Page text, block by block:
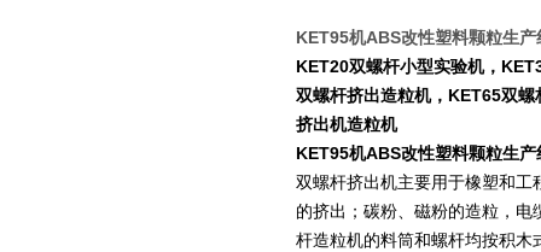
KET95机ABS改性塑料颗粒生产
KET20双螺杆小型实验机，
双螺杆挤出造粒机，KET65双
挤出机造粒机
KET95机ABS改性塑料颗粒生产
双螺杆挤出机主要用于橡塑和
的挤出；碳粉、磁粉的造粒，
杆造粒机的料筒和螺杆均按积